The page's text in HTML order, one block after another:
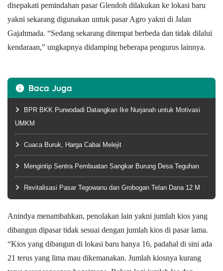
disepakati pemindahan pasar Glendoh dilakukan ke lokasi baru
yakni sekarang digunakan untuk pasar Agro yakni di Jalan
Gajahmada. “Sedang sekarang ditempat berbeda dan tidak dilalui
kendaraan,” ungkapnya didamping beberapa pengurus lainnya.
Baca Juga
BPR BKK Purwodadi Datangkan Ike Nurjanah untuk Motivasi
UMKM
Cuaca Buruk, Harga Cabai Melejit
Mengintip Sentra Pembuatan Sangkar Burung Desa Teguhan
Revitalisasi Pasar Tegowanu dan Grobogan Telan Dana 12 M
Anindya menambahkan, penolakan lain yakni jumlah kios yang
dibangun dipasar tidak sesuai dengan jumlah kios di pasar lama.
“Kios yang dibangun di lokasi baru hanya 16, padahal di sini ada
21 terus yang lima mau dikemanakan. Jumlah kiosnya kurang